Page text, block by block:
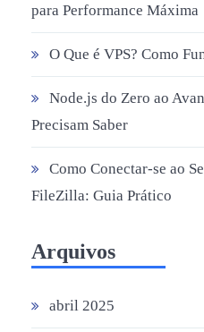
para Performance Máxima
O Que é VPS? Como
Node.js do Zero ao
Precisam Saber
Como Conectar-se ao
FileZilla: Guia Prático
Arquivos
abril 2025